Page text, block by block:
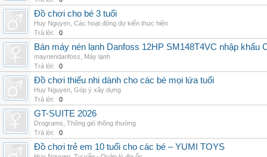
Đồ chơi cho bé 3 tuổi
Huy Nguyen Các hoạt động dự kiến thực hiện
Trả lời:
0
Bán máy nén lạnh Danfoss 12HP SM148T4VC nhập khẩu
maynendanfoss
Máy lạnh
Trả lời:
0
Đồ chơi thiếu nhi dành cho các bé mọi lứa tuổi
Huy Nguyen Góp ý xây dựng
Trả lời:
0
GT-SUITE 2026
Drograms Thông gió thông thường
Trả lời:
0
Đồ chơi trẻ em 10 tuổi cho các bé – YUMI TOYS